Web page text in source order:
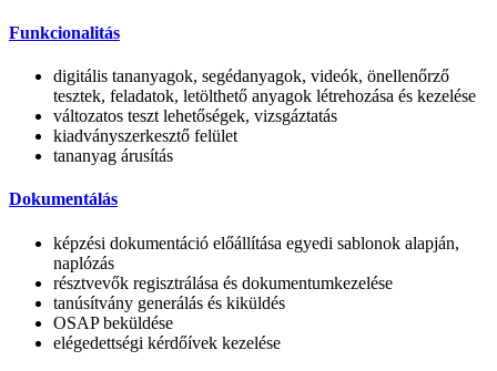
Funkcionalitás
digitális tananyagok, segédanyagok, videók, önellenőrző
tesztek, feladatok, letölthető anyagok létrehozása és kezelése
változatos teszt lehetőségek, vizsgáztatás
kiadványszerkesztő felület
tananyag árusítás
Dokumentálás
képzési dokumentáció előállítása egyedi sablonok alapján,
naplózás
résztvevők regisztrálása és dokumentumkezelése
tanúsítvány generálás és kiküldés
OSAP beküldése
elégedettségi kérdőívek kezelése